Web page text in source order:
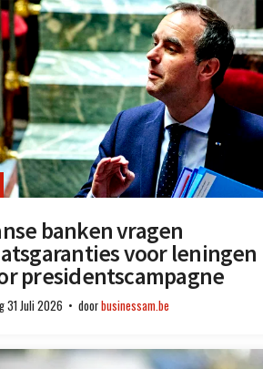
banken vragen
voor leningen
presidentscampagne
31 Juli 2026 doorbusinessam.be